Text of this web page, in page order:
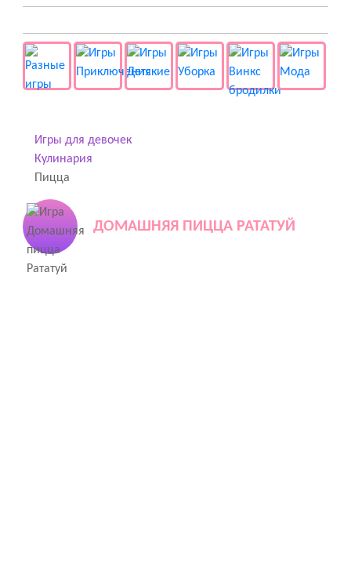
Игры для девочек
Кулинария
Пицца
ДОМАШНЯЯ ПИЦЦА РАТАТУЙ